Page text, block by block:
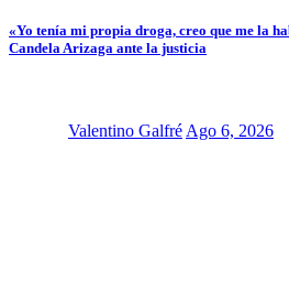
«Yo tenía mi propia droga, creo que me la
Candela Arizaga ante la justicia
Valentino Galfré Ago 6, 2026